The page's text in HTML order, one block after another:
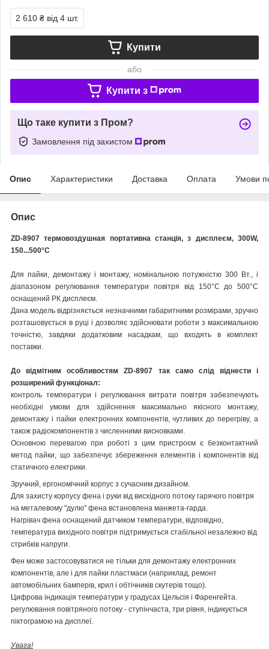
2 610 ₴ від 4 шт.
Купити
або
Купити з
Що таке купити з Пром?
Замовлення під захистом
Опис Характеристики Доставка Оплата Умови
Опис
ZD-8907 термовоздушная портативна станція, з дисплеєм, 300W,
150...500°C
Для пайки, демонтажу і монтажу, номінальною потужністю 300 Вт., і
діапазоном регулювання температури повітря від 150°С до 500°С
оснащений РК дисплеєм.
Дана модель відрізняється незначними габаритними розмірами, зручно
розташовується в руці і дозволяє здійснювати роботи з максимальною
точністю, завдяки додатковим насадкам, що входять в комплект
поставки.
До відмітним особливостям ZD-8907 так само слід віднести і
розширений функціонал:
контроль температури і регулювання витрати повітря забезпечують
необхідні умови для здійснення максимально якісного монтажу,
демонтажу і пайки електронних компонентів, чутливих до перегріву, а
також радіокомпонентів з численними висновками.
Основною перевагою при роботі з цим пристроєм є безконтактний
метод пайки, що забезпечує збереження елементів і компонентів від
статичного електрики.
Зручний, ергономічний корпус з сучасним дизайном.
Для захисту корпусу фена і руки від висхідного потоку гарячого повітря
на металевому "дулю" фена встановлена манжета-гарда.
Нагрівач фена оснащений датчиком температури, відповідно,
температура вихідного повітря підтримується стабільної незалежно від
стрибків напруги.
Фен може застосовуватися не тільки для демонтажу електронних
компонентів, але і для пайки пластмаси (наприклад, ремонт
автомобільних бамперів, крил і обтічників скутерів тощо).
Цифрова індикація температури у градусах Цельсія і Фаренгейта.
регулювання повітряного потоку - ступінчаста, три рівня, індикується
піктограмою на дисплеї.
Увага!